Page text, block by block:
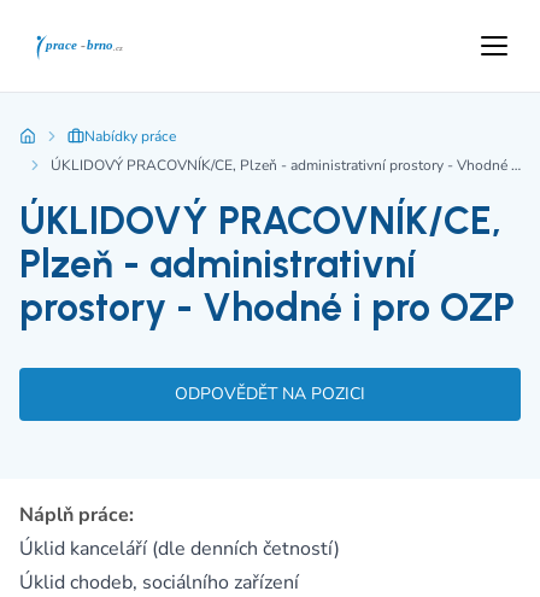
Nabídky práce
ÚKLIDOVÝ PRACOVNÍK/CE, Plzeň - administrativní prostory - Vhodné i pro OZP
ÚKLIDOVÝ PRACOVNÍK/CE,
Plzeň - administrativní
prostory - Vhodné i pro OZP
ODPOVĚDĚT NA POZICI
Náplň práce:
Úklid kanceláří (dle denních četností)
Úklid chodeb, sociálního zařízení